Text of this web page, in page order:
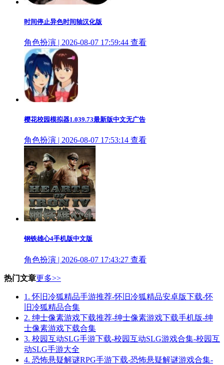
时间停止异色时间轴汉化版
角色扮演 | 2026-08-07 17:59:44 查看
樱花校园模拟器1.039.73最新版中文无广告
角色扮演 | 2026-08-07 17:53:14 查看
钢铁雄心4手机版中文版
角色扮演 | 2026-08-07 17:43:27 查看
热门文章更多>>
1. 怀旧冷狐精品手游推荐-怀旧冷狐精品安卓版下载-怀
旧冷狐精品合集
2. 绅士像素游戏下载推荐-绅士像素游戏下载手机版-绅
士像素游戏下载合集
3. 校园互动SLG手游下载-校园互动SLG游戏合集-校园互
动SLG手游大全
4. 恐怖悬疑解谜RPG手游下载-恐怖悬疑解谜游戏合集-